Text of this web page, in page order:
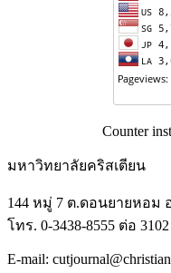
Counter
มหาวิทยาลัยคริสเตียน
144 หมู่ 7 ต.ดอนยายหอม
โทร. 0-3438-8555 ต่อ 3102
E-mail: